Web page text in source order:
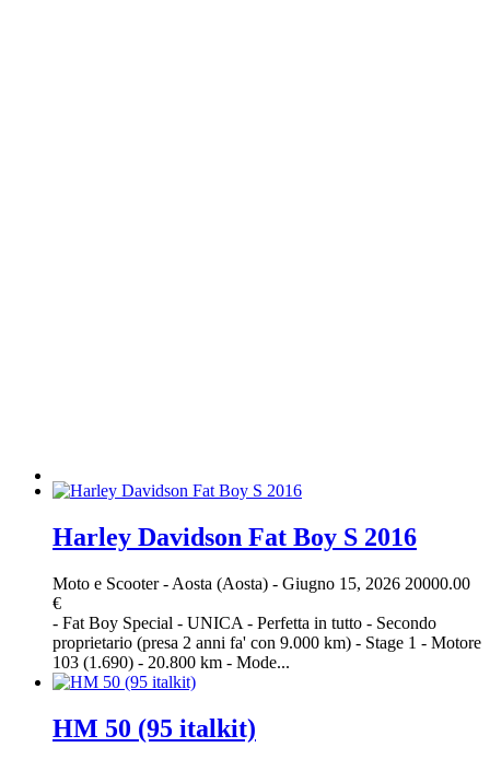
Harley Davidson Fat Boy S 2016
Moto e Scooter- Aosta (Aosta) - Giugno 15, 2026 20000.00
€
- Fat Boy Special - UNICA - Perfetta in tutto - Secondo
proprietario (presa 2 anni fa' con 9.000 km) - Stage 1 - Motore
103 (1.690) - 20.800 km - Mode...
HM 50 (95 italkit)